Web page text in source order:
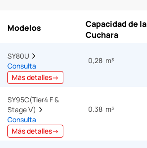
Modelos
Capacidad de la
Cuchara
SY80U
Consulta
Más detalles→
0,28 m³
SY95C(Tier4 F &
Stage Ⅴ)
Consulta
Más detalles→
0.38 m³